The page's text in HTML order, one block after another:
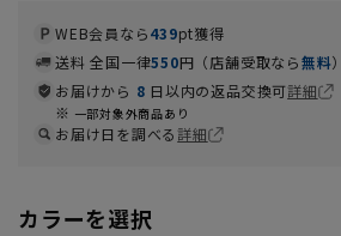
WEB会員なら439pt獲得
送料 全国一律550円（店舗受取なら無料）
お届けから 8 日以内の返品交換可詳細
一部対象外商品あり
お届け日を調べる詳細
カラーを選択